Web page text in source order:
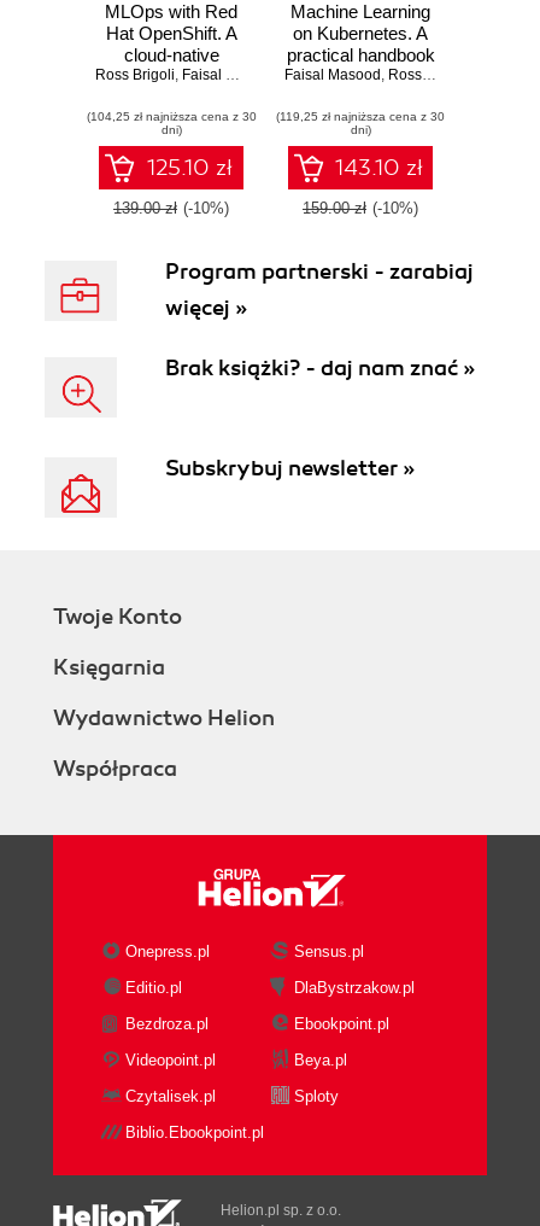
MLOps with Red
Hat OpenShift. A
cloud-native
approach to
operations
Ross Brigoli, Faisal Masood
(104,25 zł najniższa cena z 30
dni)
125.10 zł
139.00 zł (-10%)
Machine Learning
on Kubernetes. A
practical handbook
for building and
open source
machine learning
platform on
Kubernetes
Faisal Masood , Ross Brigoli
(119,25 zł najniższa cena z 30
dni)
143.10 zł
159.00 zł (-10%)
Program partnerski - zarabiaj
więcej »
Brak książki? - daj nam znać »
Subskrybuj newsletter »
Twoje Konto
Księgarnia
Wydawnictwo Helion
Współpraca
Onepress.pl
Sensus.pl
Editio.pl
DlaBystrzakow.pl
Bezdroza.pl
Ebookpoint.pl
Videopoint.pl
Beya.pl
Czytalisek.pl
Sploty
Biblio.Ebookpoint.pl
Helion.pl sp. z o.o.